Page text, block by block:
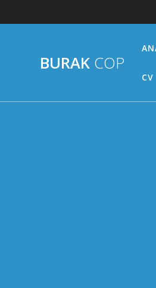
to
BURAK COP
CV